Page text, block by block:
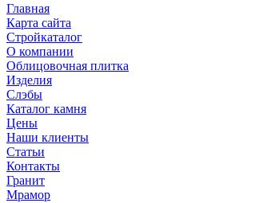
Главная
Карта сайта
Стройкаталог
О компании
Облицовочная плитка
Изделия
Слэбы
Каталог камня
Цены
Наши клиенты
Статьи
Контакты
Гранит
Мрамор